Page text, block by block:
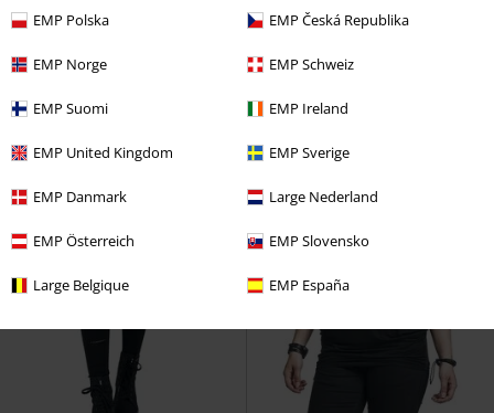
EMP Polska EMP Česká Republika
EMP Norge EMP Schweiz
EMP Suomi EMP Ireland
EMP United Kingdom EMP Sverige
EMP Danmark Large Nederland
EMP Österreich EMP Slovensko
Large Belgique EMP España